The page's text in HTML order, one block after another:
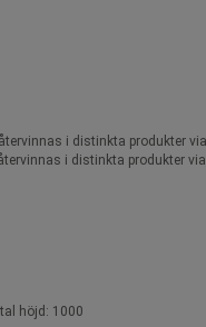
i distinkta produkter
i distinkta produkter
höjd: 1000